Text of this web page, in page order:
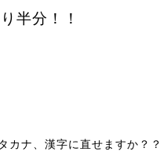
半分！！
カナ、漢字に直せますか？？